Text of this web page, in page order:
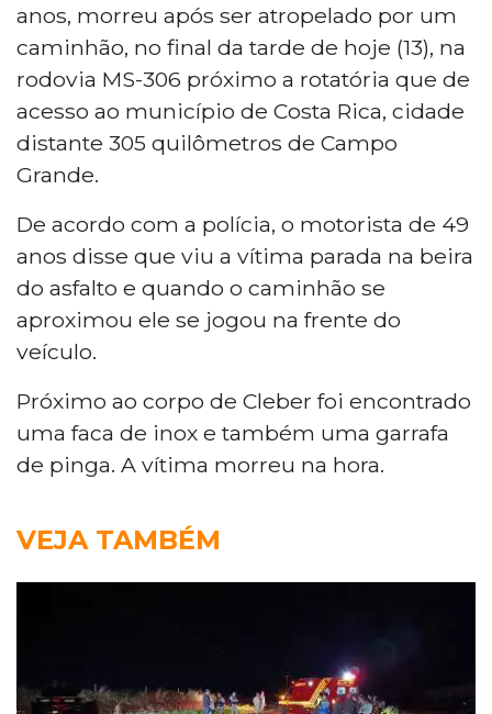
anos, morreu após ser atropelado por um
caminhão, no final da tarde de hoje (13), na
rodovia MS-306 próximo a rotatória que de
acesso ao município de Costa Rica, cidade
distante 305 quilômetros de Campo
Grande.
De acordo com a polícia, o motorista de 49
anos disse que viu a vítima parada na beira
do asfalto e quando o caminhão se
aproximou ele se jogou na frente do
veículo.
Próximo ao corpo de Cleber foi encontrado
uma faca de inox e também uma garrafa
de pinga. A vítima morreu na hora.
VEJA TAMBÉM